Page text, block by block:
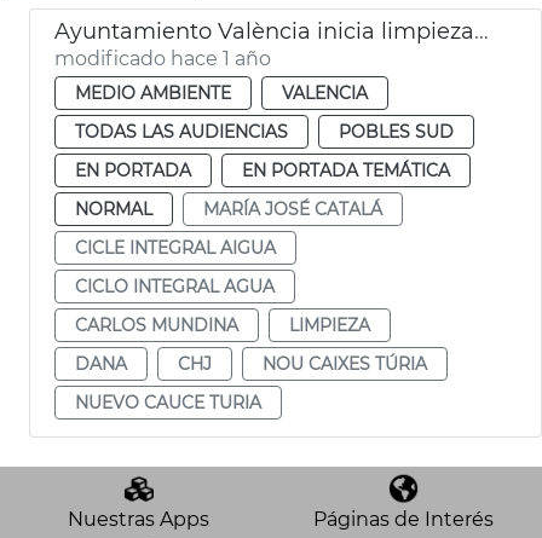
Ayuntamiento València inicia limpieza nuevo cauce Turia dana
modificado hace 1 año
MEDIO AMBIENTE
VALENCIA
TODAS LAS AUDIENCIAS
POBLES SUD
EN PORTADA
EN PORTADA TEMÁTICA
NORMAL
MARÍA JOSÉ CATALÁ
CICLE INTEGRAL AIGUA
CICLO INTEGRAL AGUA
CARLOS MUNDINA
LIMPIEZA
DANA
CHJ
NOU CAIXES TÚRIA
NUEVO CAUCE TURIA
Nuestras Apps Páginas de Interés